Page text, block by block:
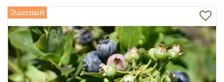
Элитный